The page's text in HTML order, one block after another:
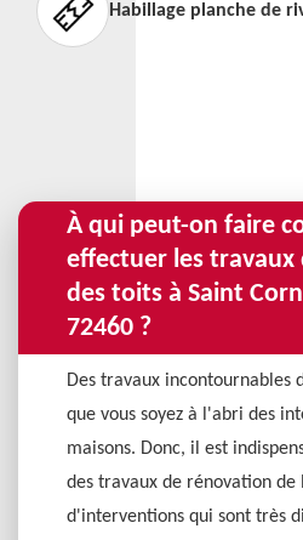
Habillage planche de
À qui peut-on faire
effectuer les
des toits à Saint
72460 ?
Des travaux incontournables
que vous soyez à l'abri des
maisons. Donc, il est
des travaux de rénovation
d'interventions qui sont très